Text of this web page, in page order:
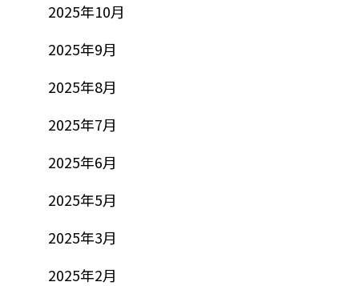
2025年10月
2025年9月
2025年8月
2025年7月
2025年6月
2025年5月
2025年3月
2025年2月